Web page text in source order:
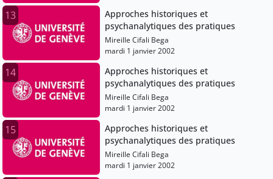
13
Approches historiques et
psychanalytiques des pratiques
Mireille Cifali Bega
mardi 1 janvier 2002
14
Approches historiques et
psychanalytiques des pratiques
Mireille Cifali Bega
mardi 1 janvier 2002
15
Approches historiques et
psychanalytiques des pratiques
Mireille Cifali Bega
mardi 1 janvier 2002